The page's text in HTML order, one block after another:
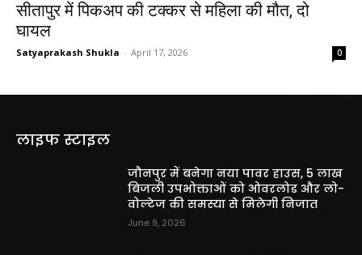
सीतापुर में पिकअप की टक्कर से महिला की मौत, दो
घायल
Satyaprakash Shukla - April 17, 2026 0
लाइफ स्टाइल
जौनपुर में बनेगा नया पावर हाउस, 5 लाख
बिजली उपभोक्ताओं को ओवरलोड और लो-
वोल्टेज की समस्या से मिलेगी निजात
June 9, 2026